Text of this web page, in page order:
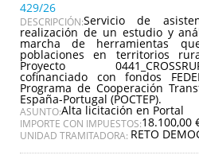
429/26
DESCRIPCIÓN:Servicio de
realización de un estudio y
marcha de herramientas
poblaciones en territorios
Proyecto
cofinanciado con fondos
Programa de Cooperación
España-Portugal (POCTEP).
ASUNTO:Alta licitación en Portal
IMPORTE CON IMPUESTOS:18.100,00
UNIDAD TRAMITADORA: RETO